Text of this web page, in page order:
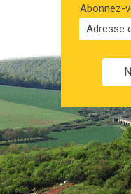
Abonnez-